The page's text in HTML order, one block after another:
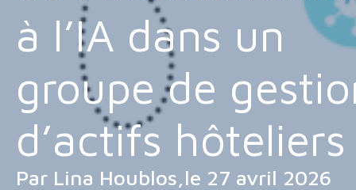
à l’IA dans un
groupe de
d’actifs hôteliers
Par Lina Houblos,le 27 avril 2026